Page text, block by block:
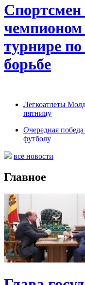
Спортсмен
турнире
борьбе
Легкоатлеты
пятницу
Очередная
футболу
все новости
Главное